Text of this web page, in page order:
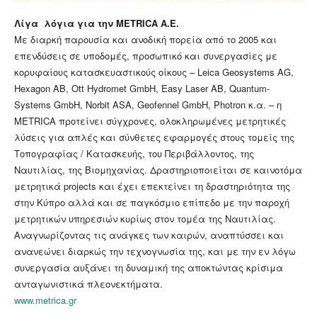
Λίγα λόγια για την METRICA Α.Ε.
Με διαρκή παρουσία και ανοδική πορεία από το 2005 και
επενδύσεις σε υποδομές, προσωπικό και συνεργασίες με
κορυφαίους κατασκευαστικούς οίκους – Leica Geosystems AG,
Hexagon AB, Ott Hydromet GmbH, Easy Laser AB, Quantum-
Systems GmbH, Norbit ASA, Geofennel GmbH, Photron κ.α. – η
METRICA προτείνει σύγχρονες, ολοκληρωμένες μετρητικές
λύσεις για απλές και σύνθετες εφαρμογές στους τομείς της
Τοπογραφίας / Κατασκευής, του Περιβάλλοντος, της
Ναυτιλίας, της Βιομηχανίας. Δραστηριοποιείται σε καινοτόμα
μετρητικά projects και έχει επεκτείνει τη δραστηριότητα της
στην Κύπρο αλλά και σε παγκόσμιο επίπεδο με την παροχή
μετρητικών υπηρεσιών κυρίως στον τομέα της Ναυτιλίας.
Αναγνωρίζοντας τις ανάγκες των καιρών, αναπτύσσει και
ανανεώνει διαρκώς την τεχνογνωσία της, και με την εν λόγω
συνεργασία αυξάνει τη δυναμική της αποκτώντας κρίσιμα
ανταγωνιστικά πλεονεκτήματα.
www.metrica.gr